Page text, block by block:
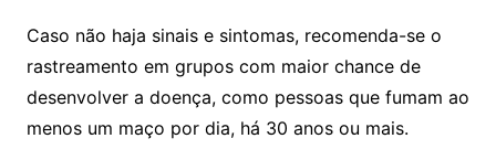
Caso não haja sinais e sintomas, recomenda-se o
rastreamento em grupos com maior chance de
desenvolver a doença, como pessoas que fumam ao
menos um maço por dia, há 30 anos ou mais.